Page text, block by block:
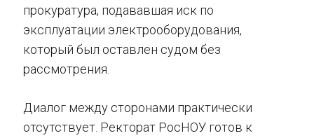
прокуратура, подававшая иск по
эксплуатации электрооборудования,
который был оставлен судом без
рассмотрения.
Диалог между сторонами практически
отсутствует. Ректорат РосНОУ готов к